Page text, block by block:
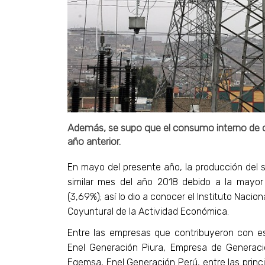
Además, se supo que el consumo interno
año anterior.
En mayo del presente año, la producción del
similar mes del año 2018 debido a la
(3,69%); así lo dio a conocer el Instituto
Coyuntural de la Actividad Económica.
Entre las empresas que contribuyeron con
Enel Generación Piura, Empresa de
Egemsa, Enel Generación Perú, entre las